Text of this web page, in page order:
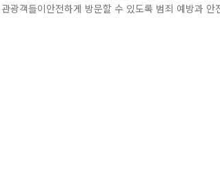
광객들이안전하게 방문할 수 있도록 범죄 예방과 안
있어, 낮과 밤을 가리지 않고 24시간 순찰과신속한
은 을지지구대 내 교육시설을 활용하여 더욱 높은